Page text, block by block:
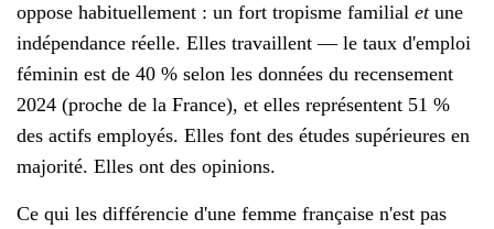
oppose habituellement : un fort tropisme familial etune
indépendance réelle. Elles travaillent — le taux d'emploi
féminin est de 40 % selon les données du recensement
2024 (proche de la France), et elles représentent 51 %
des actifs employés. Elles font des études supérieures en
majorité. Elles ont des opinions.
Ce qui les différencie d'une femme française n'est pas